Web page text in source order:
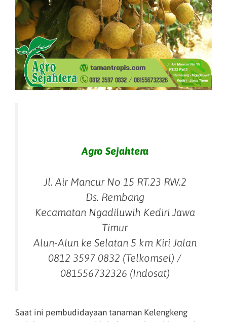
Agro Sejahtera
Jl. Air Mancur No 15 RT.23 RW.2
Ds. Rembang
Kecamatan Ngadiluwih Kediri Jawa
Timur
Alun-Alun ke Selatan 5 km Kiri Jalan
0812 3597 0832 (Telkomsel) /
081556732326 (Indosat)
Saat ini pembudidayaan tanaman Kelengkeng